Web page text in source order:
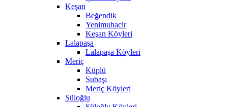
Keşan
Beğendik
Yenimuhacir
Keşan Köyleri
Lalapaşa
Lalapaşa Köyleri
Meriç
Küplü
Subaşı
Meriç Köyleri
Süloğlu